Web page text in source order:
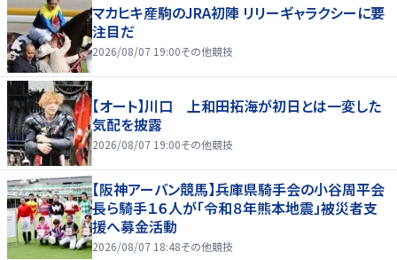
マカヒキ産駒のJRA初陣 リリーギャラクシーに要
注目だ
2026/08/07 19:00その他競技
【オート】川口 上和田拓海が初日とは一変した
気配を披露
2026/08/07 19:00その他競技
【阪神アーバン競馬】兵庫県騎手会の小谷周平会
長ら騎手１６人が「令和８年熊本地震」被災者支
援へ募金活動
2026/08/07 18:48その他競技